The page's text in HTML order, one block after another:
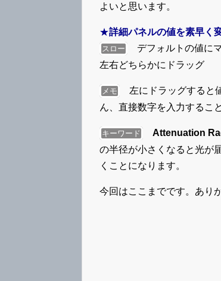
よいと思います。
★詳細パネルの値を素早く
スロー
デフォルトの値に
左右どちらかにドラッグ
メモ
左にドラッグすると
ん、直接数字を入力するこ
キーワード Attenuation
の半径が小さくなると光が
くことになります。
今回はここまでです。あり